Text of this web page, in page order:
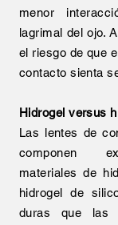
menor
lagrimal del ojo.
el riesgo de que
contacto sienta
Hidrogel versus
Las lentes de
componen
materiales de
hidrogel de
duras que las